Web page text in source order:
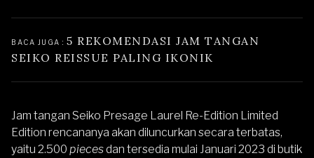
BACA JUGA : 5 REKOMENDASI JAM TANGAN
SEIKO REISSUE PALING IKONIK
Jam tangan Seiko Presage Laurel Re-Edition Limited
Edition rencananya akan diluncurkan secara terbatas,
yaitu 2.500 piecesdan tersedia mulai Januari 2023 di butik